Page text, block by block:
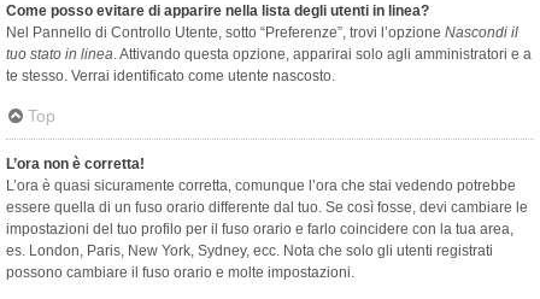
Come posso evitare di apparire nella lista degli utenti in linea?
Nel Pannello di Controllo Utente, sotto “Preferenze”, trovi l’opzione Nascondi il
tuo stato in linea. Attivando questa opzione, apparirai solo agli amministratori e a
te stesso. Verrai identificato come utente nascosto.
Top
L’ora non è corretta!
L’ora è quasi sicuramente corretta, comunque l’ora che stai vedendo potrebbe
essere quella di un fuso orario differente dal tuo. Se così fosse, devi cambiare le
impostazioni del tuo profilo per il fuso orario e farlo coincidere con la tua area,
es. London, Paris, New York, Sydney, ecc. Nota che solo gli utenti registrati
possono cambiare il fuso orario e molte impostazioni.